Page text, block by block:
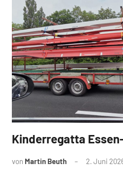
News
Kinderregatta
von Martin Beuth 2. Juni